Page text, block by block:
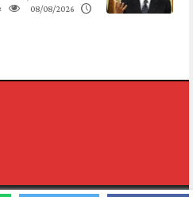
08/08/2026